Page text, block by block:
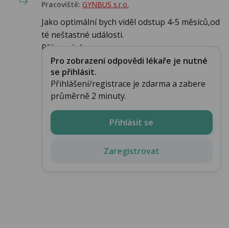
Pracoviště: GYNBUS s.r.o.
Jako optimální bych viděl odstup 4-5 měsíců,od
té neštastné události.
Příjemný den...
Pro zobrazení odpovědi lékaře je nutné
se přihlásit.
Přihlášení/registrace je zdarma a zabere
průměrně 2 minuty.
Přihlásit se
Zaregistrovat